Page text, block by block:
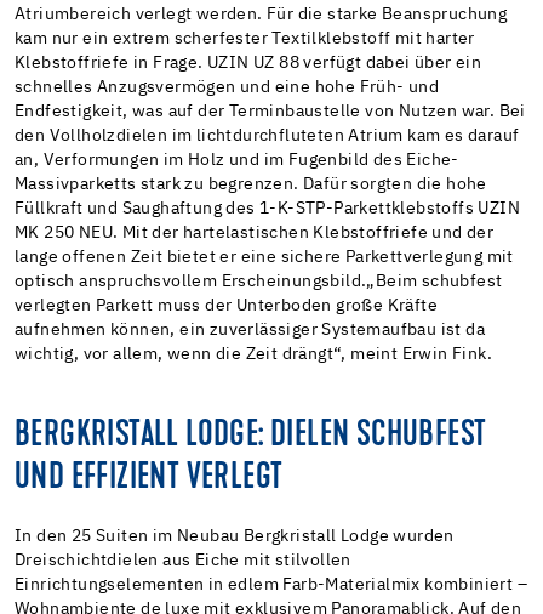
Atriumbereich verlegt werden. Für die starke Beanspruchung
kam nur ein extrem scherfester Textilklebstoff mit harter
Klebstoffriefe in Frage. UZIN UZ 88 verfügt dabei über ein
schnelles Anzugsvermögen und eine hohe Früh- und
Endfestigkeit, was auf der Terminbaustelle von Nutzen war. Bei
den Vollholzdielen im lichtdurchfluteten Atrium kam es darauf
an, Verformungen im Holz und im Fugenbild des Eiche-
Massivparketts stark zu begrenzen. Dafür sorgten die hohe
Füllkraft und Saughaftung des 1-K-STP-Parkettklebstoffs UZIN
MK 250 NEU. Mit der hartelastischen Klebstoffriefe und der
lange offenen Zeit bietet er eine sichere Parkettverlegung mit
optisch anspruchsvollem Erscheinungsbild.„Beim schubfest
verlegten Parkett muss der Unterboden große Kräfte
aufnehmen können, ein zuverlässiger Systemaufbau ist da
wichtig, vor allem, wenn die Zeit drängt“, meint Erwin Fink.
BERGKRISTALL LODGE: DIELEN SCHUBFEST
UND EFFIZIENT VERLEGT
In den 25 Suiten im Neubau Bergkristall Lodge wurden
Dreischichtdielen aus Eiche mit stilvollen
Einrichtungselementen in edlem Farb-Materialmix kombiniert –
Wohnambiente de luxe mit exklusivem Panoramablick. Auf den